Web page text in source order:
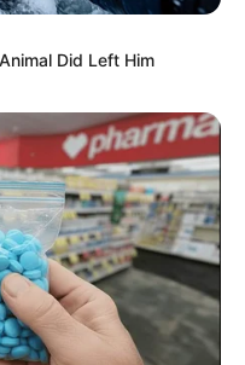
Did Left Him